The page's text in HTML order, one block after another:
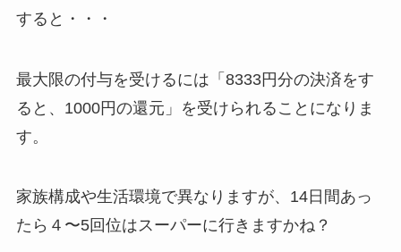
すると・・・
最大限の付与を受けるには「8333円分の決済をす
ると、1000円の還元」を受けられることになりま
す。
家族構成や生活環境で異なりますが、14日間あっ
たら４〜5回位はスーパーに行きますかね？